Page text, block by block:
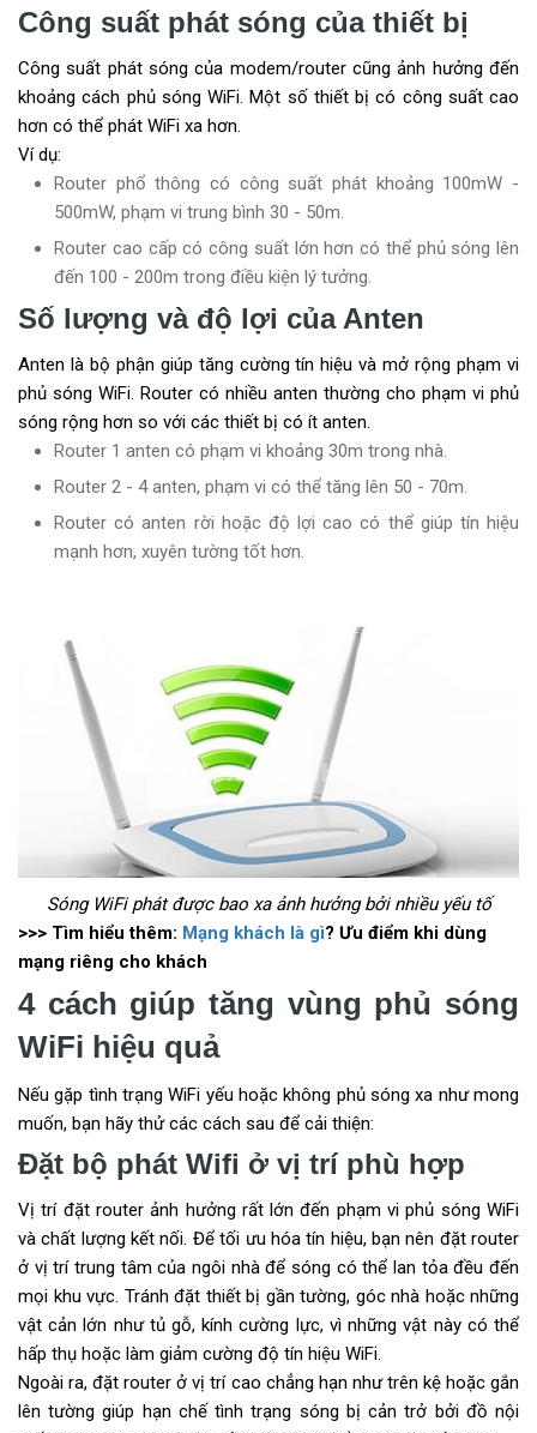
Công suất phát sóng của thiết bị
Công suất phát sóng của modem/router cũng ảnh hưởng đến
khoảng cách phủ sóng WiFi. Một số thiết bị có công suất cao
hơn có thể phát WiFi xa hơn.
Ví dụ:
Router phổ thông có công suất phát khoảng 100mW -
500mW, phạm vi trung bình 30 - 50m.
Router cao cấp có công suất lớn hơn có thể phủ sóng lên
đến 100 - 200m trong điều kiện lý tưởng.
Số lượng và độ lợi của Anten
Anten là bộ phận giúp tăng cường tín hiệu và mở rộng phạm vi
phủ sóng WiFi. Router có nhiều anten thường cho phạm vi phủ
sóng rộng hơn so với các thiết bị có ít anten.
Router 1 anten có phạm vi khoảng 30m trong nhà.
Router 2 - 4 anten, phạm vi có thể tăng lên 50 - 70m.
Router có anten rời hoặc độ lợi cao có thể giúp tín hiệu
mạnh hơn, xuyên tường tốt hơn.
Sóng WiFi phát được bao xa ảnh hưởng bởi nhiều yếu tố
>>> Tìm hiểu thêm: Mạng khách là gì? Ưu điểm khi dùng
mạng riêng cho khách
4 cách giúp tăng vùng phủ sóng
WiFi hiệu quả
Nếu gặp tình trạng WiFi yếu hoặc không phủ sóng xa như mong
muốn, bạn hãy thử các cách sau để cải thiện:
Đặt bộ phát Wifi ở vị trí phù hợp
Vị trí đặt router ảnh hưởng rất lớn đến phạm vi phủ sóng WiFi
và chất lượng kết nối. Để tối ưu hóa tín hiệu, bạn nên đặt router
ở vị trí trung tâm của ngôi nhà để sóng có thể lan tỏa đều đến
mọi khu vực. Tránh đặt thiết bị gần tường, góc nhà hoặc những
vật cản lớn như tủ gỗ, kính cường lực, vì những vật này có thể
hấp thụ hoặc làm giảm cường độ tín hiệu WiFi.
Ngoài ra, đặt router ở vị trí cao chẳng hạn như trên kệ hoặc gắn
lên tường giúp hạn chế tình trạng sóng bị cản trở bởi đồ nội